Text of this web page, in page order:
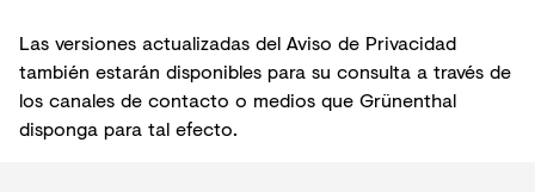
Las versiones actualizadas del Aviso de Privacidad
también estarán disponibles para su consulta a través de
los canales de contacto o medios que Grünenthal
disponga para tal efecto.